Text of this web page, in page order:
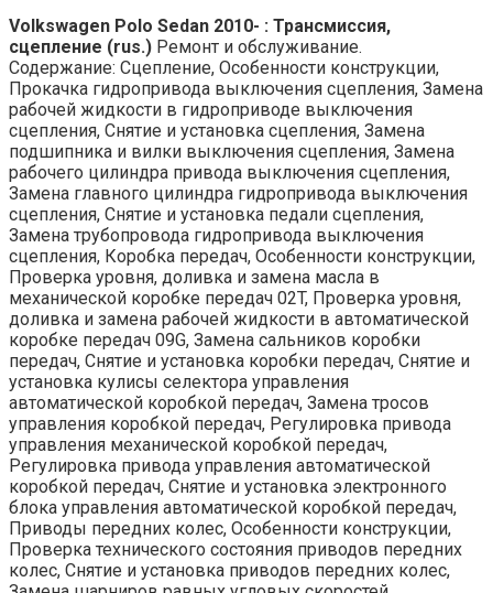
Volkswagen Polo Sedan 2010- : Трансмиссия,
сцепление (rus.) Ремонт и обслуживание.
Содержание: Сцепление, Особенности конструкции,
Прокачка гидропривода выключения сцепления, Замена
рабочей жидкости в гидроприводе выключения
сцепления, Снятие и установка сцепления, Замена
подшипника и вилки выключения сцепления, Замена
рабочего цилиндра привода выключения сцепления,
Замена главного цилиндра гидропривода выключения
сцепления, Снятие и установка педали сцепления,
Замена трубопровода гидропривода выключения
сцепления, Коробка передач, Особенности конструкции,
Проверка уровня, доливка и замена масла в
механической коробке передач 02T, Проверка уровня,
доливка и замена рабочей жидкости в автоматической
коробке передач 09G, Замена сальников коробки
передач, Снятие и установка коробки передач, Снятие и
установка кулисы селектора управления
автоматической коробкой передач, Замена тросов
управления коробкой передач, Регулировка привода
управления механической коробкой передач,
Регулировка привода управления автоматической
коробкой передач, Снятие и установка электронного
блока управления автоматической коробкой передач,
Приводы передних колес, Особенности конструкции,
Проверка технического состояния приводов передних
колес, Снятие и установка приводов передних колес,